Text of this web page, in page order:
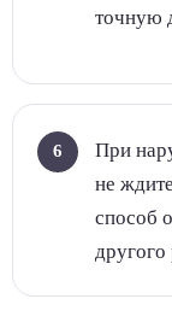
точную
При
не
способ